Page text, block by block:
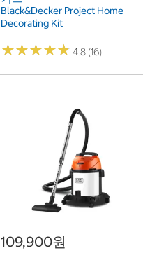
Black&Decker Project Home
Decorating Kit
★★★★★
★★★★★ 4.8 (16)
109,900원